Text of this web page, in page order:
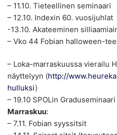
– 11.10. Tieteellinen seminaari
– 12.10. Indexin 60. vuosijuhlat
-13.10. Akateeminen
– Vko 44 Fobian halloween-
– Loka-marraskuussa vierailu
näyttelyyn (http://
hulluksi)
– 19.10 SPOLin
Marraskuu:
– 7.11. Fobian syyssitsit